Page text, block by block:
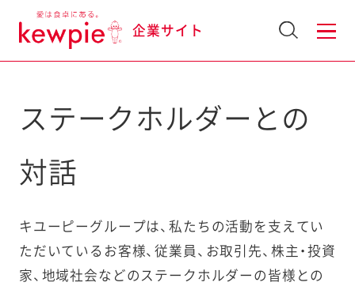
企業サイト
ステークホルダーとの
対話
キユーピーグループは、私たちの活動を支えてい
ただいているお客様、従業員、お取引先、株主・投資
家、地域社会などのステークホルダーの皆様との